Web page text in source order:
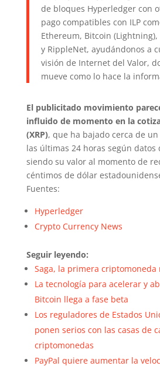
de bloques Hyperledger con
pago compatibles con ILP
Ethereum, Bitcoin
y RippleNet, ayudándonos a
visión de Internet del Valor,
mueve como lo hace la
El publicitado movimiento
influido de momento en la
(XRP), que ha bajado cerca de
las últimas 24 horas según datos
siendo su valor al momento de
céntimos de dólar
Fuentes:
Hyperledger
Crypto Currency News
Seguir leyendo:
Saga, la primera criptomoneda
La tecnología para acelerar y
Bitcoin llega a fase beta
Los reguladores de Estados
ponen serios con las casas de
criptomonedas
PayPal quiere aumentar la